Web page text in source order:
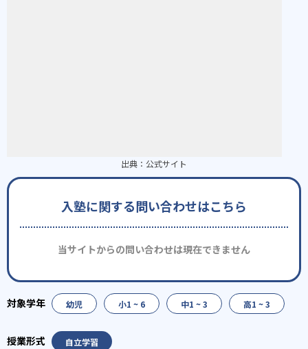
出典： 公式サイト
入塾に関する問い合わせはこちら
当サイトからの問い合わせは現在できません
幼児 小1 ~ 6 中1 ~ 3 高1 ~ 3
自立学習